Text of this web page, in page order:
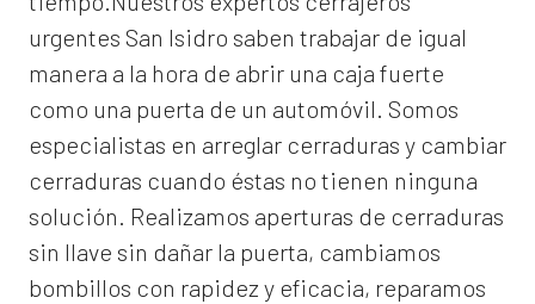
urgentes San Isidro saben trabajar de igual
manera a la hora de abrir una caja fuerte
como una puerta de un automóvil. Somos
especialistas en arreglar cerraduras y cambiar
cerraduras cuando éstas no tienen ninguna
solución. Realizamos aperturas de cerraduras
sin llave sin dañar la puerta, cambiamos
bombillos con rapidez y eficacia, reparamos